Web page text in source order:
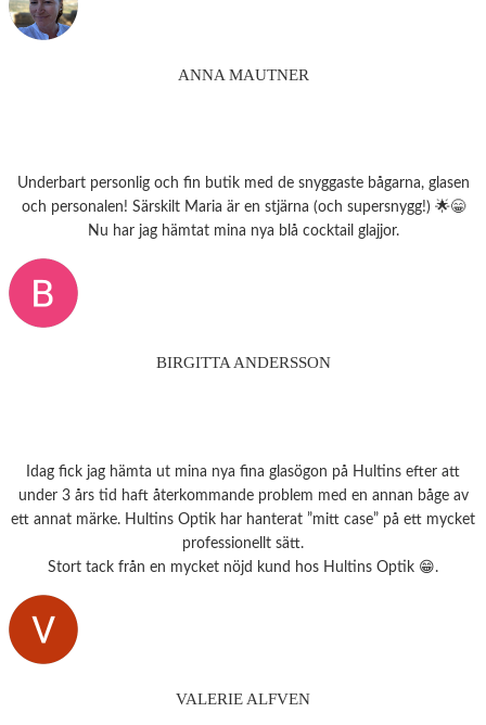
ANNA MAUTNER
Underbart personlig och fin butik med de snyggaste bågarna, glasen
och personalen! Särskilt Maria är en stjärna (och supersnygg!) 🌟😁
Nu har jag hämtat mina nya blå cocktail glajjor.
BIRGITTA ANDERSSON
Idag fick jag hämta ut mina nya fina glasögon på Hultins efter att
under 3 års tid haft återkommande problem med en annan båge av
ett annat märke. Hultins Optik har hanterat ”mitt case” på ett mycket
professionellt sätt.
Stort tack från en mycket nöjd kund hos Hultins Optik 😁.
VALERIE ALFVEN